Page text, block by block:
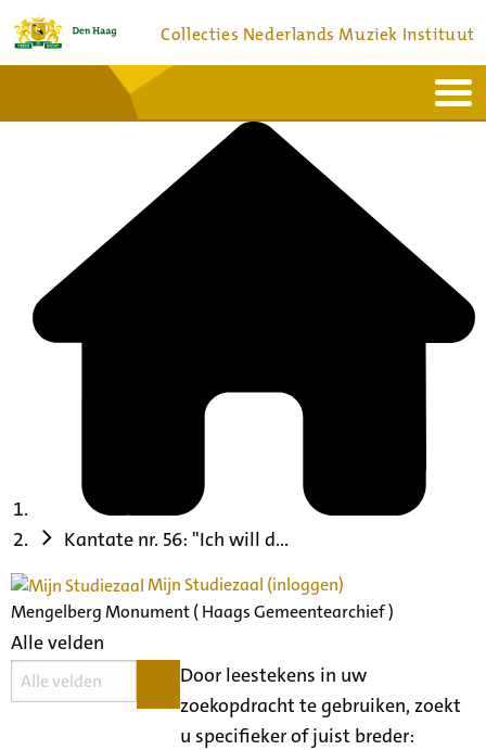
Collecties Nederlands Muziek Instituut
Bronnen en collecties
Kantate nr. 56: "Ich will d...
Mijn Studiezaal (inloggen)
Mengelberg Monument ( Haags Gemeentearchief )
Alle velden
Door leestekens in uw
zoekopdracht te gebruiken, zoekt
u specifieker of juist breder: